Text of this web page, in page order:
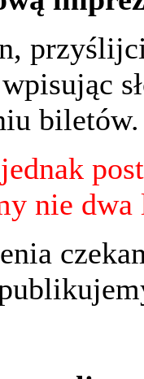
biletów.
nie